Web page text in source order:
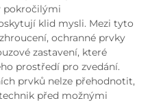
pokročilými
klid mysli. Mezi tyto
ochranné prvky
zastavení, které
prostředí pro zvedání.
prvků nelze přehodnotit,
před možnými